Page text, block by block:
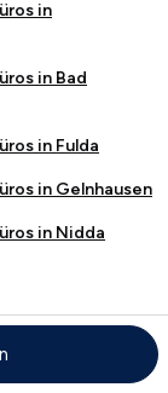
in
in Bad
in Fulda
in Gelnhausen
in Nidda